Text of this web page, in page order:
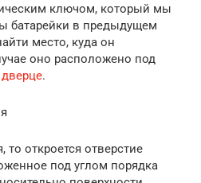
ключом, который мы
батарейки в предыдущем
место, куда он
оно расположено под
.
то откроется отверстие
под углом порядка